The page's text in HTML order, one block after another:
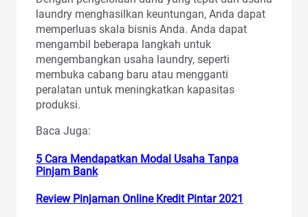
laundry menghasilkan keuntungan, Anda dapat
memperluas skala bisnis Anda. Anda dapat
mengambil beberapa langkah untuk
mengembangkan usaha laundry, seperti
membuka cabang baru atau mengganti
peralatan untuk meningkatkan kapasitas
produksi.
Baca Juga:
5 Cara Mendapatkan Modal Usaha Tanpa
Pinjam Bank
Review Pinjaman Online Kredit Pintar 2021